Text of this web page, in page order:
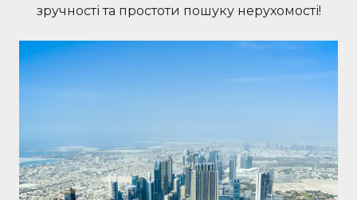
зручності та простоти пошуку нерухомості!